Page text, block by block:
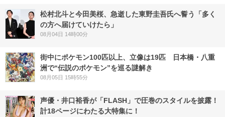
松村北斗と今田美桜、急逝した東野圭吾氏へ誓う「多く
の方へ届けていけたら」
08月04日 14時00分
街中にポケモン100匹以上、立像は19匹 日本橋・八重
洲で“伝説のポケモン”を巡る謎解き
08月05日 15時55分
声優・井口裕香が「FLASH」で圧巻のスタイルを披露！
計18ページにわたる大特集に！